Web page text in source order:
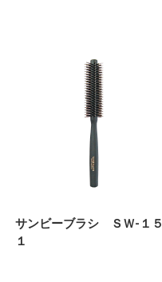
サンビーブラシ ＳＷ-１５
１